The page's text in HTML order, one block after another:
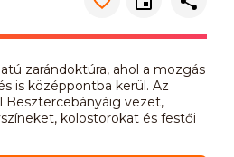
zarándoktúra, ahol a mozgás
is középpontba kerül. Az
Besztercebányáig vezet,
kolostorokat és festői